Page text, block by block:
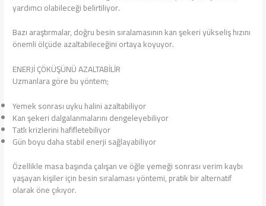
yardımcı olabileceği belirtiliyor.
Bazı araştırmalar, doğru besin sıralamasının kan şekeri yükseliş hızını
önemli ölçüde azaltabileceğini ortaya koyuyor.
ENERJİ ÇÖKÜŞÜNÜ AZALTABİLİR
Uzmanlara göre bu yöntem;
Yemek sonrası uyku halini azaltabiliyor
Kan şekeri dalgalanmalarını dengeleyebiliyor
Tatlı krizlerini hafifletebiliyor
Gün boyu daha stabil enerji sağlayabiliyor
Özellikle masa başında çalışan ve öğle yemeği sonrası verim kaybı
yaşayan kişiler için besin sıralaması yöntemi, pratik bir alternatif
olarak öne çıkıyor.